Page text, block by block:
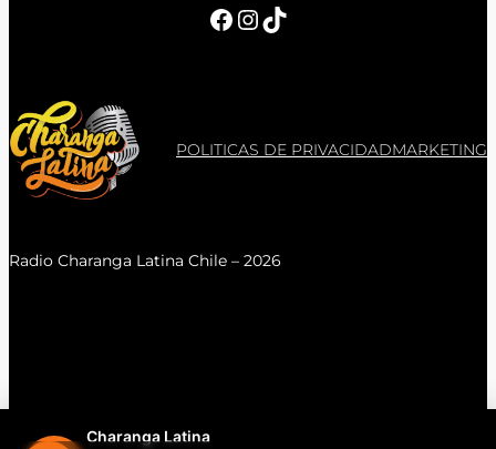
Charanga Latina
Facebook InstagramTikTok
POLITICAS DE PRIVACIDADMARKETING
Radio Charanga Latina Chile – 2026